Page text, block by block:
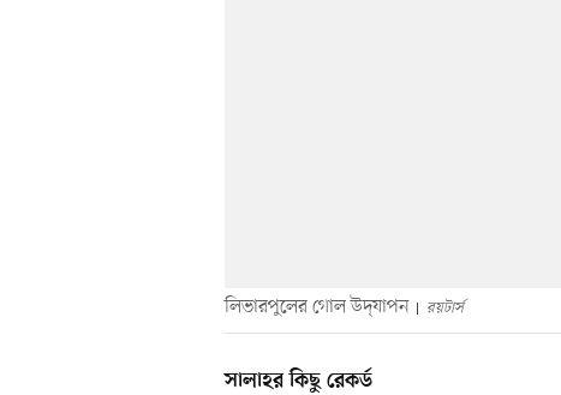
লিভারপুলের গোল উদ্‌যাপন রয়টার্স
সালাহর কিছু রেকর্ড